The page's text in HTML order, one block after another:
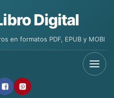
Digital
en formatos PDF, EPUB y MOBI